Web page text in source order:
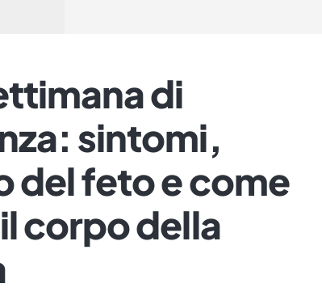
di
sintomi,
del feto e come
corpo della